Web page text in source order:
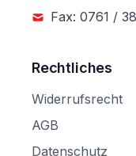
Fax: 0761 /
Rechtliches
Widerrufsrecht
AGB
Datenschutz